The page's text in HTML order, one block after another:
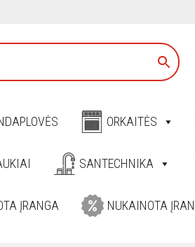
ORKAITĖS
SANTECHNIKA
ĮRANGA NUKAINOTA